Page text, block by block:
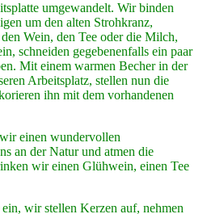
umgewandelt. Wir binden
um den alten Strohkranz,
Wein, den Tee oder die Milch,
schneiden gegebenenfalls ein paar
Mit einem warmen Becher in der
Arbeitsplatz, stellen nun die
ihn mit dem vorhandenen
einen wundervollen
an der Natur und atmen die
wir einen Glühwein, einen Tee
wir stellen Kerzen auf, nehmen